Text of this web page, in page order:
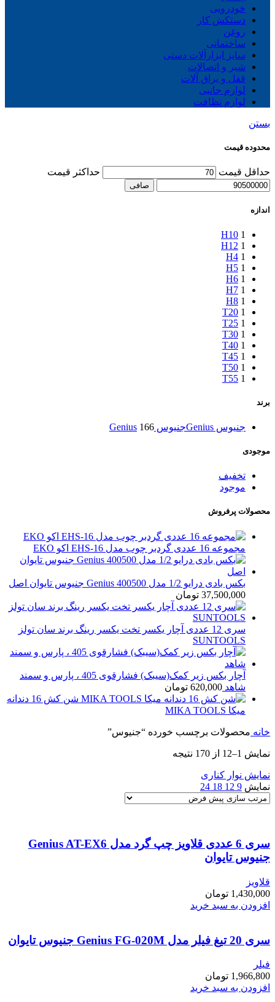
خودرویی
دستکش کار
روغن
ساختمانی
سایز ابزارآلات دستی
شیر و اتصالات
قفل و یراق آلات
لوازم جانبی
لوازم نظافت
بستن
محدوده قیمت
حداقل قیمت حداكثر قيمت
صافی
اندازه
H10 1
H12 1
H4 1
H5 1
H6 1
H7 1
H8 1
T20 1
T25 1
T30 1
T40 1
T45 1
T50 1
T55 1
برند
جنیوس Genius جنیوس Genius 166
موجودی
تخفیف
موجود
محصولات پرفروش
مجموعه 16 عددی گردبر چوب مدل EHS-16 اکو EKO
بکس بادی درایو 1/2 مدل Genius 400500 جنیوس تایوان اصل
37,500,000 تومان
سری 12 عددی آچار یکسر تخت یکسر رینگ برند سان تولز
SUNTOOLS
آچار بکس زیر کمک(سیبک) فشارقوی 405 ، پارس و سمند
شاهد 620,000 تومان
شن کش 16 دندانه
میکا MIKA TOOLS
خانه محصولات برچسب خورده “جنیوس”
نمایش 1–12 از 170 نتیجه
نمایش نوار کناری
نمایش 9
12
18
24
سری 6 عددی قلاویز چپ گرد مدل Genius AT-EX6
جنیوس تایوان
قلاویز
1,430,000 تومان
افزودن به سبد خرید
سری 20 تیغ فیلر مدل Genius FG-020M جنیوس تایوان
فیلر
1,966,800 تومان
افزودن به سبد خرید